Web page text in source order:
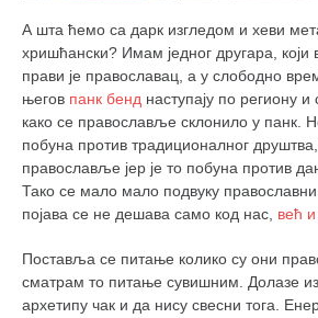
А шта ћемо са дарк изгледом и хеви
хришћански? Имам једног другара, који
прави је православац, а у слободно
његов панк бенд наступају по региону
како се православље склонило у панк.
побуна против традиционалног
православље јер је то побуна против
Тако се мало мало подвуку
појава се не дешава само код нас, већ и
Поставља се питање колико су они
сматрам то питање сувишним. Долазе
архетипу чак и да нису свесни тога.